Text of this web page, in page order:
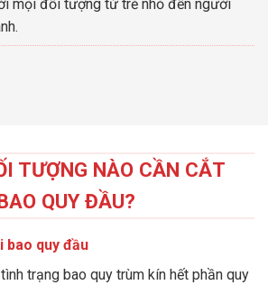
mọi đối tượng từ trẻ nhỏ đến người
TƯỢNG NÀO CẦN CẮT
QUY ĐẦU?
bao quy đầu
tình trạng bao quy trùm kín hết phần quy